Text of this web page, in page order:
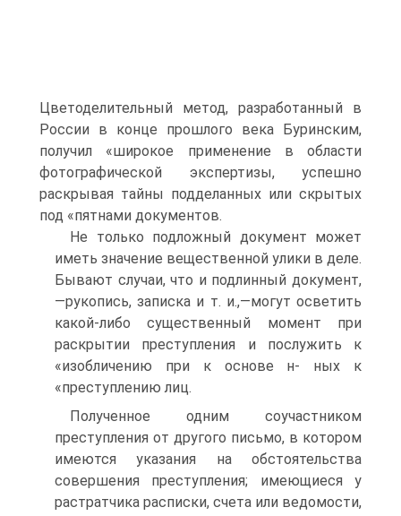
Цветоделительный метод, разработанный в
России в конце прошлого века Буринским,
получил «широкое применение в области
фотографической экспертизы, успешно
раскрывая тайны подделанных или скрытых
под «пятнами документов.
Не только подложный документ может
иметь значение вещественной улики в деле.
Бывают случаи, что и подлинный документ,
—рукопись, записка и т. и.,—могут осветить
какой-либо существенный момент при
раскрытии преступления и послужить к
«изобличению при к основе н- ных к
«преступлению лиц.
Полученное одним соучастником
преступления от другого письмо, в котором
имеются указания на обстоятельства
совершения преступления; имеющиеся у
растратчика расписки, счета или ведомости,